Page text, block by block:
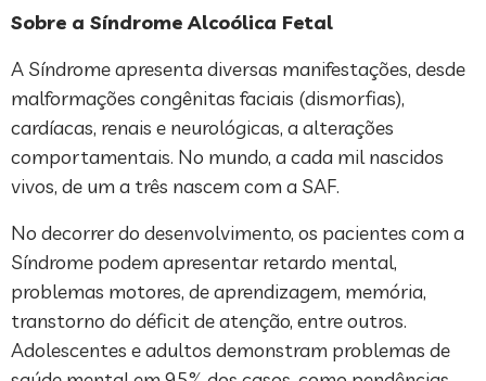
Sobre a Síndrome Alcoólica Fetal
A Síndrome apresenta diversas manifestações, desde
malformações congênitas faciais (dismorfias),
cardíacas, renais e neurológicas, a alterações
comportamentais. No mundo, a cada mil nascidos
vivos, de um a três nascem com a SAF.
No decorrer do desenvolvimento, os pacientes com a
Síndrome podem apresentar retardo mental,
problemas motores, de aprendizagem, memória,
transtorno do déficit de atenção, entre outros.
Adolescentes e adultos demonstram problemas de